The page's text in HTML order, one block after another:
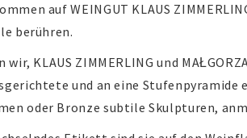
auf WEINGUT KLAUS
berühren.
wir, KLAUS ZIMMERLING und
und an eine
oder Bronze subtile Skulpturen,